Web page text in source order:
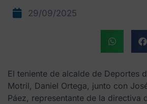
29/09/2025
El teniente de alcalde de Deportes
Motril, Daniel Ortega, junto con
Páez, representante de la directiva